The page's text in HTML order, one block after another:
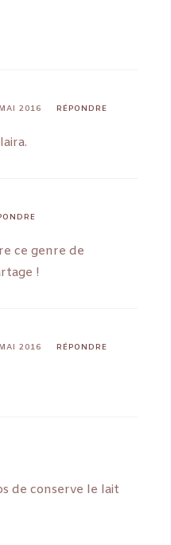
2016 RÉPONDRE
ce genre de
!
2016 RÉPONDRE
de conserve le lait